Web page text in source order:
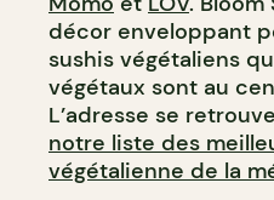
décor enveloppant
sushis végétaliens
végétaux sont au
L’adresse se
notre liste des
végétalienne de la